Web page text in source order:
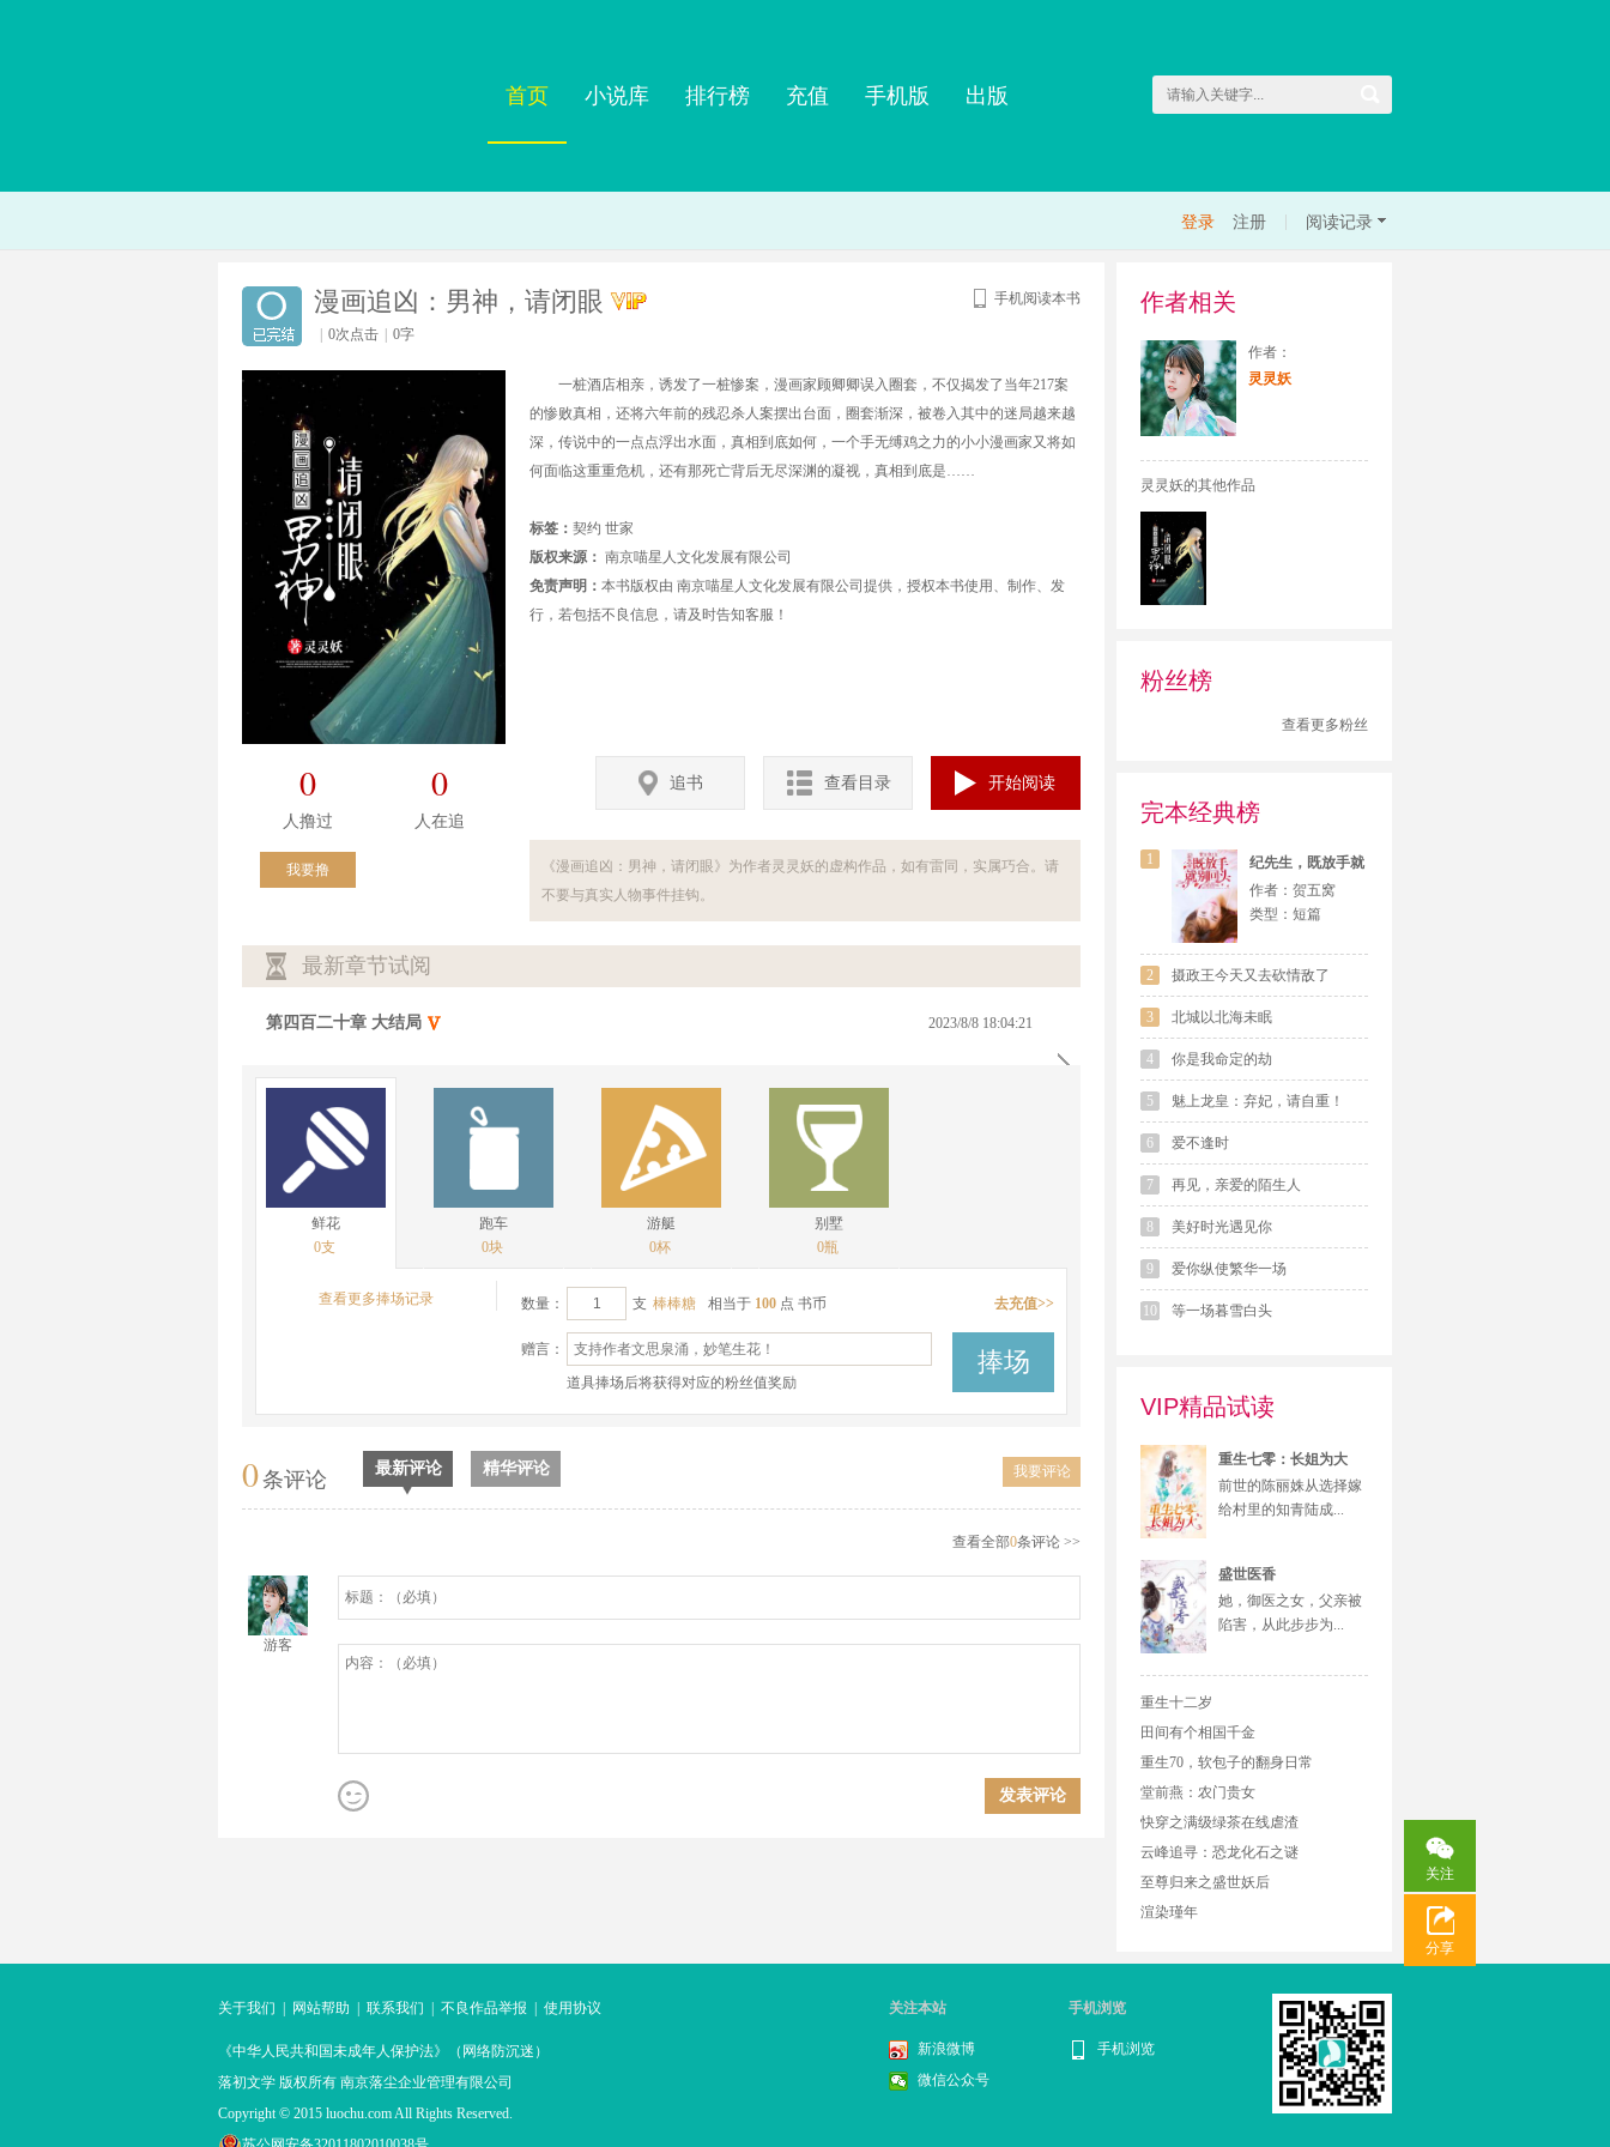
首页 小说库 排行榜 充值 手机版 出版
登录 注册 阅读记录
漫画追凶：男神，请闭眼
0次点击 0字
手机阅读本书
0
人撸过
我要撸
0
人在追
一桩酒店相亲，诱发了一桩惨案，漫画家顾卿卿误入圈套，不仅揭发了当年217案
的惨败真相，还将六年前的残忍杀人案摆出台面，圈套渐深，被卷入其中的迷局越来越
深，传说中的一点点浮出水面，真相到底如何，一个手无缚鸡之力的小小漫画家又将如
何面临这重重危机，还有那死亡背后无尽深渊的凝视，真相到底是……
标签： 契约 世家
版权来源： 南京喵星人文化发展有限公司
免责声明： 本书版权由 南京喵星人文化发展有限公司提供，授权本书使用、制作、发
行，若包括不良信息，请及时告知客服！
追书 查看目录 开始阅读
《漫画追凶：男神，请闭眼》为作者灵灵妖的虚构作品，如有雷同，实属巧合。请
不要与真实人物事件挂钩。
最新章节试阅
第四百二十章 大结局 2023/8/8 18:04:21
鲜花
0支
跑车
0块
游艇
0杯
别墅
0瓶
查看更多捧场记录 数量： 支 棒棒糖 相当于 100 点 书币
赠言：
道具捧场后将获得对应的粉丝值奖励
去充值>>
0条评论 最新评论 精华评论 我要评论
查看全部0条评论 >>
游客
作者相关
作者：
灵灵妖
灵灵妖的其他作品
粉丝榜
查看更多粉丝
完本经典榜
1
纪先生，既放手就
别回头
作者： 贺五窝
类型： 短篇
2 摄政王今天又去砍情敌了
3 北城以北海未眠
4 你是我命定的劫
5 魅上龙皇：弃妃，请自重！
6 爱不逢时
7 再见，亲爱的陌生人
8 美好时光遇见你
9 爱你纵使繁华一场
10 等一场暮雪白头
VIP精品试读
重生七零：长姐为大
前世的陈丽姝从选择嫁
给村里的知青陆成...
盛世医香
她，御医之女，父亲被
陷害，从此步步为...
重生十二岁
田间有个相国千金
重生70，软包子的翻身日常
堂前燕：农门贵女
快穿之满级绿茶在线虐渣
云峰追寻：恐龙化石之谜
至尊归来之盛世妖后
渲染瑾年
关于我们 网站帮助 联系我们 不良作品举报 使用协议
《中华人民共和国未成年人保护法》（网络防沉迷）
落初文学 版权所有 南京落尘企业管理有限公司
Copyright © 2015 luochu.com All Rights Reserved.
关注本站
新浪微博
微信公众号
手机浏览
手机浏览
关注
分享